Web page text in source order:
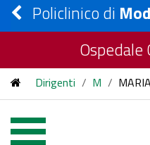
Policlinico di
Ospedale
Dirigenti / M /